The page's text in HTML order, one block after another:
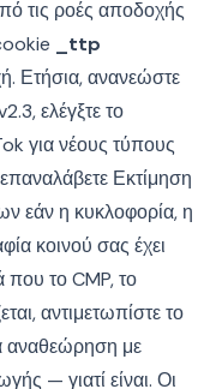
τις ροές αποδοχής
_ttp
Ετήσια, ανανεώστε
ελέγξτε το
για νέους τύπους
Εκτίμηση
εάν η κυκλοφορία, η
κοινού σας έχει
που το CMP, το
αντιμετωπίστε το
αναθεώρηση με
— γιατί είναι. Οι